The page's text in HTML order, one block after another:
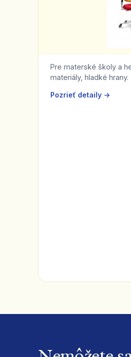
Pre materské školy a
materiály, hladké hrany.
Pozrieť detaily →